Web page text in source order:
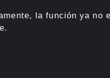
la función ya no